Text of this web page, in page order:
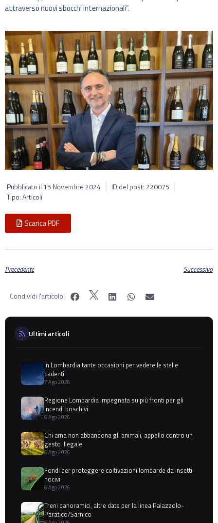
attraverso nuovi sbocchi internazionali”.
Pubblicato il 15 Novembre 2024
ID del post: 220075
Tipo: Articoli
Scarica PDF
Precedente Successivo
Condividi l'articolo:
Ultimi articoli
In Lombardia tante occasioni per vedere le stelle
cadenti
7 Ago 2026
Regione Lombardia impegnata su più fronti per gli
incendi boschivi
6 Ago 2026
Chi ama non abbandona gli animali, appello contro un
gesto illegale
6 Ago 2026
Fondi per proteggere coltivazioni lombarde da insetti
nocivi
6 Ago 2026
Treni panoramici, altre date per la linea Palazzolo-
Paratico/Sarnico